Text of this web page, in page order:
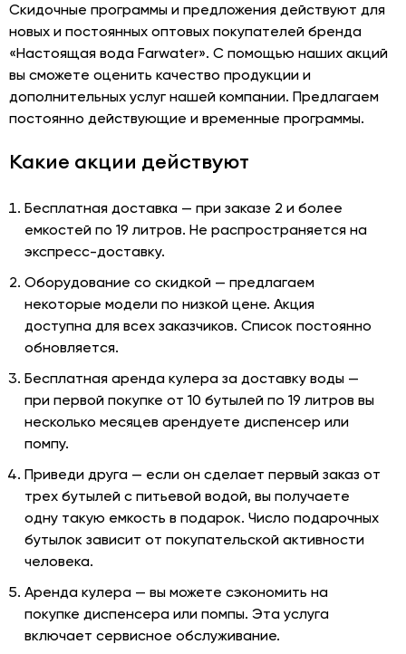
Скидочные программы и предложения действуют для
новых и постоянных оптовых покупателей бренда
«Настоящая вода Farwater». С помощью наших акций
вы сможете оценить качество продукции и
дополнительных услуг нашей компании. Предлагаем
постоянно действующие и временные программы.
Какие акции действуют
Бесплатная доставка — при заказе 2 и более
емкостей по 19 литров. Не распространяется на
экспресс-доставку.
Оборудование со скидкой — предлагаем
некоторые модели по низкой цене. Акция
доступна для всех заказчиков. Список постоянно
обновляется.
Бесплатная аренда кулера за доставку воды —
при первой покупке от 10 бутылей по 19 литров вы
несколько месяцев арендуете диспенсер или
помпу.
Приведи друга — если он сделает первый заказ от
трех бутылей с питьевой водой, вы получаете
одну такую емкость в подарок. Число подарочных
бутылок зависит от покупательской активности
человека.
Аренда кулера — вы можете сэкономить на
покупке диспенсера или помпы. Эта услуга
включает сервисное обслуживание.